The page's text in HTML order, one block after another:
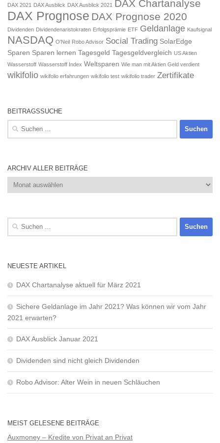
DAX 2021 DAX Ausblick DAX Ausblick 2021 DAX Chartanalyse
DAX Prognose DAX Prognose 2020
Dividenden Dividendenaristokraten Erfolgsprämie ETF Geldanlage Kaufsignal
NASDAQ O'Neil Robo Advisor Social Trading SolarEdge
Sparen Sparen lernen Tagesgeld Tagesgeldvergleich US Aktien
Wasserstoff Wasserstoff Index Weltsparen Wie man mit Aktien Geld verdient
wikifolio wikifolio erfahrungen wikifolio test wikifolio trader Zertifikate
BEITRAGSSUCHE
Suchen
ARCHIV ALLER BEITRÄGE
Archiv
aller
Suchen
NEUESTE ARTIKEL
DAX Chartanalyse aktuell für März 2021
Sichere Geldanlage im Jahr 2021? Was können wir vom Jahr
2021 erwarten?
DAX Ausblick Januar 2021
Dividenden sind nicht gleich Dividenden
Robo Advisor: Alter Wein in neuen Schläuchen
MEIST GELESENE BEITRÄGE
Auxmoney – Kredite von Privat an Privat